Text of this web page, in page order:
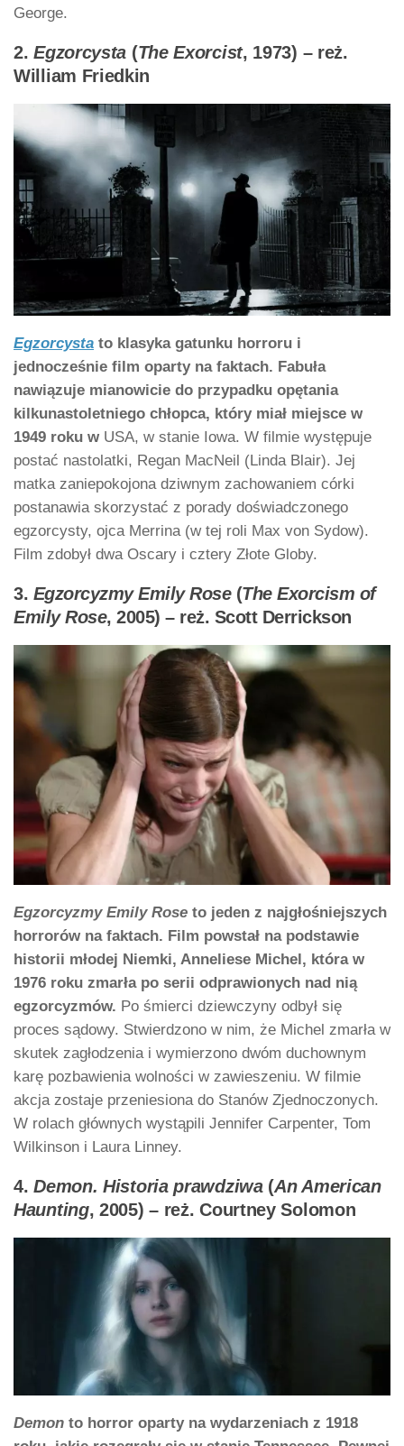
George.
2.Egzorcysta (The Exorcist, 1973) – reż.
William Friedkin
Egzorcysta to klasyka gatunku horroru i
jednocześnie film oparty na faktach. Fabuła
nawiązuje mianowicie do przypadku opętania
kilkunastoletniego chłopca, który miał miejsce w
1949 roku w USA, w stanie Iowa. W filmie występuje
postać nastolatki, Regan MacNeil (Linda Blair). Jej
matka zaniepokojona dziwnym zachowaniem córki
postanawia skorzystać z porady doświadczonego
egzorcysty, ojca Merrina (w tej roli Max von Sydow).
Film zdobył dwa Oscary i cztery Złote Globy.
3. Egzorcyzmy Emily Rose(The Exorcism of
Emily Rose, 2005) – reż. Scott Derrickson
Egzorcyzmy Emily Rose to jeden z najgłośniejszych
horrorów na faktach. Film powstał na podstawie
historii młodej Niemki, Anneliese Michel, która w
1976 roku zmarła po serii odprawionych nad nią
egzorcyzmów. Po śmierci dziewczyny odbył się
proces sądowy. Stwierdzono w nim, że Michel zmarła w
skutek zagłodzenia i wymierzono dwóm duchownym
karę pozbawienia wolności w zawieszeniu. W filmie
akcja zostaje przeniesiona do Stanów Zjednoczonych.
W rolach głównych wystąpili Jennifer Carpenter, Tom
Wilkinson i Laura Linney.
4.Demon. Historia prawdziwa(An American
Haunting, 2005) – reż. Courtney Solomon
Demon to horror oparty na wydarzeniach z 1918